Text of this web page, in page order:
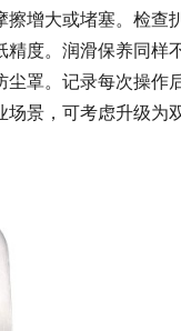
增大或堵塞。检
度。润滑保养同样
罩。记录每次操作
景，可考虑升级为